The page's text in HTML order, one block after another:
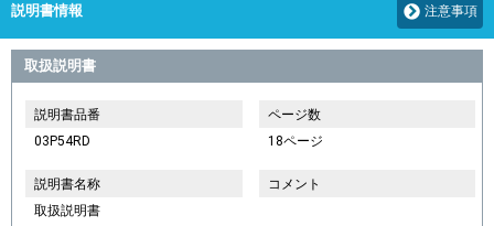
説明書情報 注意事項
取扱説明書
説明書品番
03P54RD
ページ数
18ページ
説明書名称
取扱説明書
コメント